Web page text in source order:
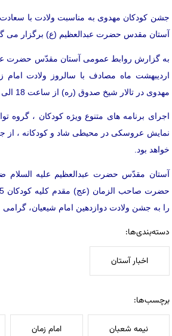
جشن کودکان مهدوی به مناسبت ولادت با
آستان مقدس حضرت عبدالعظیم (ع) برگزار می
اردیبهشت ماه مصادف با سالروز ولادت
مهدوی در تالار شیخ صدوق (ره) از ساعت 18 الی 19:30 برگزار می شود.
اجرای برنامه های متنوع ویژه کودکان ، گروه
نمایش عروسکی در محیطی شاد و کودکانه ، از
خواهد بود.
آستان مقدّس حضرت عبدالعظیم علیه السلام
را به جشن ولادت دوازدهین امام شیعیان، گرامی
دسته‌بندی‌ها:
اخبار آستان
برچسب‌ها:
نیمه شعبان امام زمان